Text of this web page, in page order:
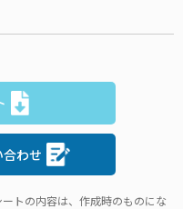
わせ
トの内容は、作成時のものにな